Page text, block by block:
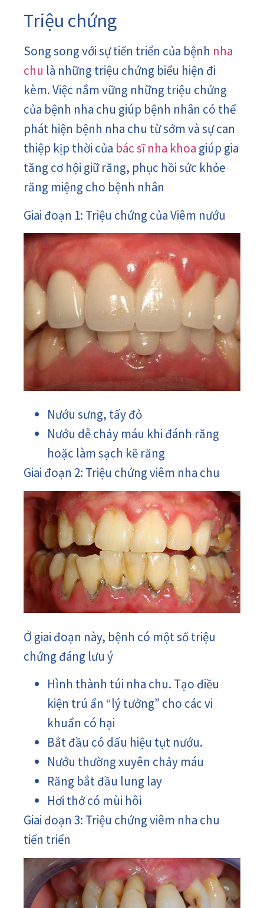
Triệu chứng
Song song với sự tiến triển của bệnh nha
chu là những triệu chứng biểu hiện đi
kèm. Việc nắm vững những triệu chứng
của bệnh nha chu giúp bệnh nhân có thể
phát hiện bệnh nha chu từ sớm và sự can
thiệp kịp thời của bác sĩ nha khoa giúp gia
tăng cơ hội giữ răng, phục hồi sức khỏe
răng miệng cho bệnh nhân
Giai đoạn 1: Triệu chứng của Viêm nướu
Nướu sưng, tấy đỏ
Nướu dễ chảy máu khi đánh răng
hoặc làm sạch kẽ răng
Giai đoạn 2: Triệu chứng viêm nha chu
Ở giai đoạn này, bệnh có một số triệu
chứng đáng lưu ý
Hình thành túi nha chu. Tạo điều
kiện trú ẩn “lý tưởng” cho các vi
khuẩn có hại
Bắt đầu có dấu hiệu tụt nướu.
Nướu thường xuyên chảy máu
Răng bắt đầu lung lay
Hơi thở có mùi hôi
Giai đoạn 3: Triệu chứng viêm nha chu
tiến triển